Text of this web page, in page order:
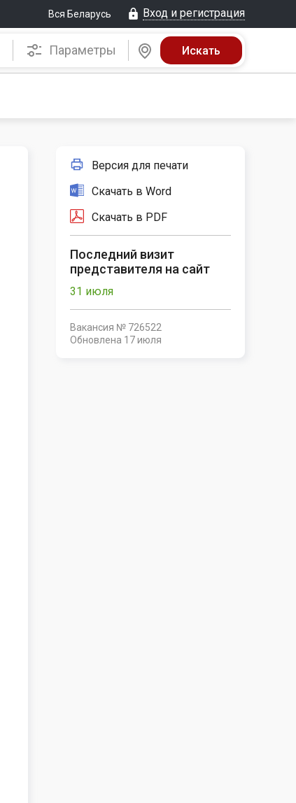
Вся Беларусь Вход и регистрация
Параметры
Версия для печати
Скачать в Word
Скачать в PDF
Последний визит
представителя на сайт
31 июля
Вакансия № 726522
Обновлена 17 июля